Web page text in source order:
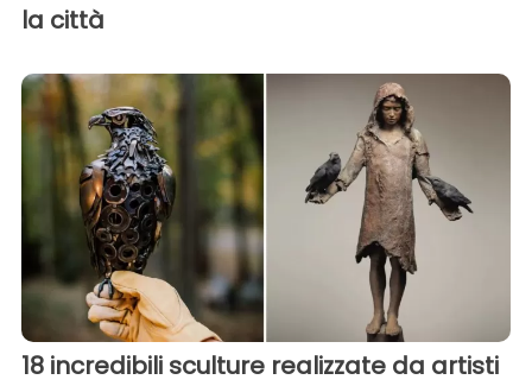
la città
18 incredibili sculture realizzate da artisti